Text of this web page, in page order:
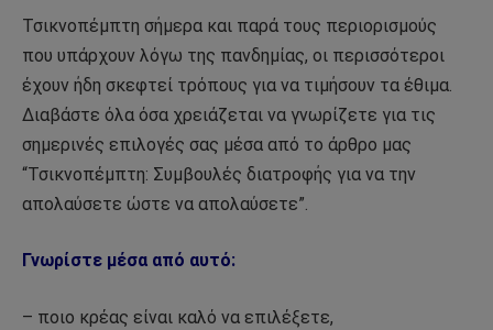
Τσικνοπέμπτη σήμερα και παρά τους περιορισμούς
που υπάρχουν λόγω της πανδημίας, οι περισσότεροι
έχουν ήδη σκεφτεί τρόπους για να τιμήσουν τα έθιμα.
Διαβάστε όλα όσα χρειάζεται να γνωρίζετε για τις
σημερινές επιλογές σας μέσα από το άρθρο μας
“Τσικνοπέμπτη: Συμβουλές διατροφής για να την
απολαύσετε ώστε να απολαύσετε”.
Γνωρίστε μέσα από αυτό:
– ποιο κρέας είναι καλό να επιλέξετε,